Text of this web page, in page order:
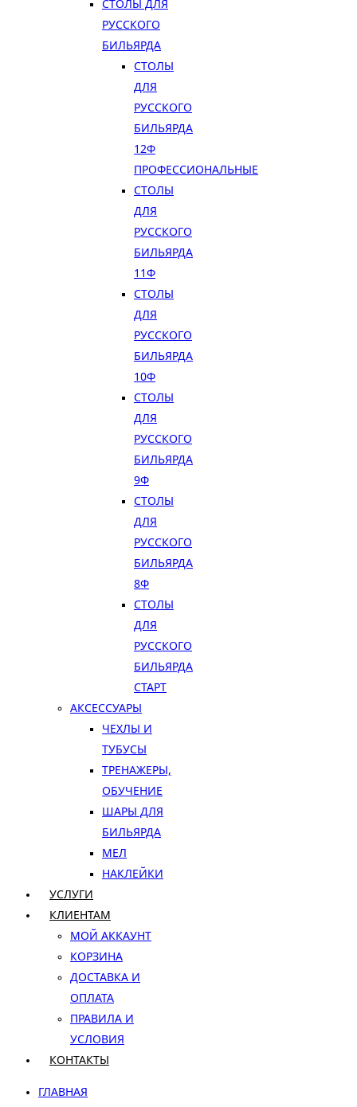
СТОЛЫ ДЛЯ
РУССКОГО
БИЛЬЯРДА
СТОЛЫ
ДЛЯ
РУССКОГО
БИЛЬЯРДА
12Ф
ПРОФЕССИОНАЛЬНЫЕ
СТОЛЫ
ДЛЯ
РУССКОГО
БИЛЬЯРДА
11Ф
СТОЛЫ
ДЛЯ
РУССКОГО
БИЛЬЯРДА
10Ф
СТОЛЫ
ДЛЯ
РУССКОГО
БИЛЬЯРДА
9Ф
СТОЛЫ
ДЛЯ
РУССКОГО
БИЛЬЯРДА
8Ф
СТОЛЫ
ДЛЯ
РУССКОГО
БИЛЬЯРДА
СТАРТ
АКСЕССУАРЫ
ЧЕХЛЫ И
ТУБУСЫ
ТРЕНАЖЕРЫ,
ОБУЧЕНИЕ
ШАРЫ ДЛЯ
БИЛЬЯРДА
МЕЛ
НАКЛЕЙКИ
УСЛУГИ
КЛИЕНТАМ
МОЙ АККАУНТ
КОРЗИНА
ДОСТАВКА И
ОПЛАТА
ПРАВИЛА И
УСЛОВИЯ
КОНТАКТЫ
ГЛАВНАЯ